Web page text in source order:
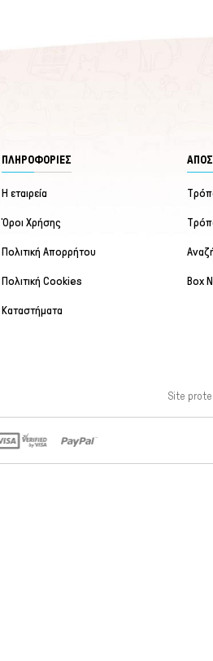
ΠΛΗΡΟΦΟΡΙΕΣ
Η εταιρεία
Όροι Χρήσης
Πολιτική Απορρήτου
Πολιτική Cookies
Καταστήματα
Box
Site